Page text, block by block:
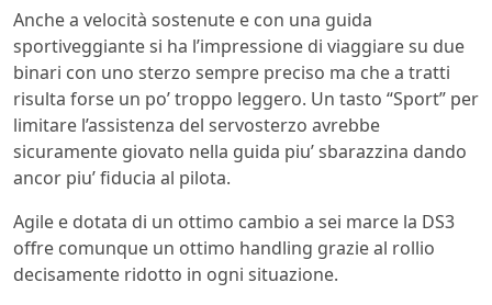
Anche a velocità sostenute e con una guida
sportiveggiante si ha l’impressione di viaggiare su due
binari con uno sterzo sempre preciso ma che a tratti
risulta forse un po’ troppo leggero. Un tasto “Sport” per
limitare l’assistenza del servosterzo avrebbe
sicuramente giovato nella guida piu’ sbarazzina dando
ancor piu’ fiducia al pilota.
Agile e dotata di un ottimo cambio a sei marce la DS3
offre comunque un ottimo handling grazie al rollio
decisamente ridotto in ogni situazione.